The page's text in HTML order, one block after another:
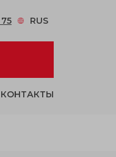
RUS
КОНТАКТЫ